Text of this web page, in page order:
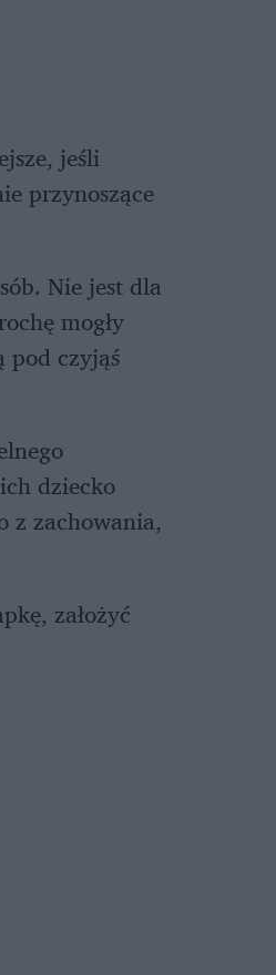
jeśli
przynoszące
Nie jest dla
mogły
pod czyjąś
dziecko
z zachowania,
założyć